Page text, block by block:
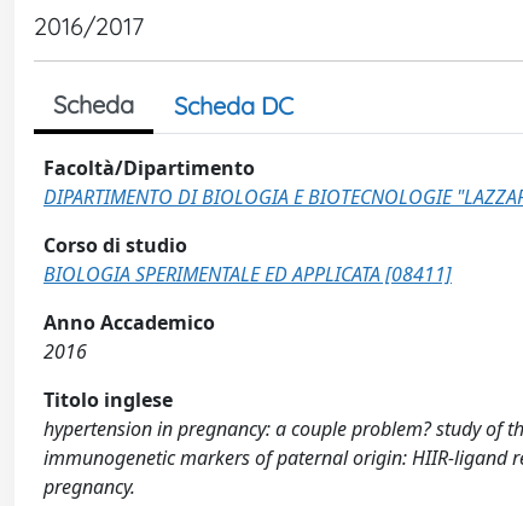
2016/2017
Scheda Scheda DC
Facoltà/Dipartimento
DIPARTIMENTO DI BIOLOGIA E BIOTECNOLOGIE
Corso di studio
BIOLOGIA SPERIMENTALE ED APPLICATA [08411]
Anno Accademico
2016
Titolo inglese
hypertension in pregnancy: a couple problem? study
immunogenetic markers of paternal origin: HIIR-ligand
pregnancy.